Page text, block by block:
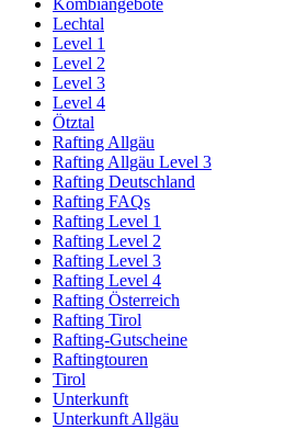
Lechtal
Level 1
Level 2
Level 3
Level 4
Ötztal
Rafting Allgäu
Rafting Allgäu Level 3
Rafting Deutschland
Rafting FAQs
Rafting Level 1
Rafting Level 2
Rafting Level 3
Rafting Level 4
Rafting Österreich
Rafting Tirol
Rafting-Gutscheine
Raftingtouren
Tirol
Unterkunft
Unterkunft Allgäu